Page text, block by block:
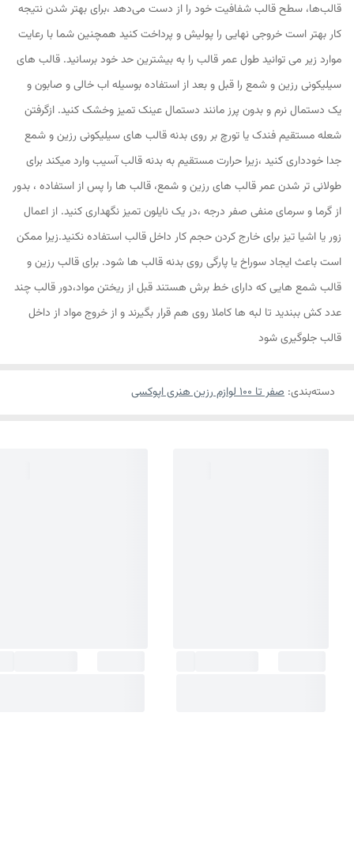
قالب‌ها، سطح قالب شفافیت خود را از دست می‌دهد ،برای بهتر شدن نتیجه
کار بهتر است خروجی نهایی را پولیش و پرداخت کنید همچنین شما با رعایت
موارد زیر می توانید طول عمر قالب را به بیشترین حد خود برسانید. قالب های
سیلیکونی رزین و شمع را قبل و بعد از استفاده بوسیله اب خالی و صابون و
یک دستمال نرم و بدون پرز مانند دستمال عینک تمیز وخشک کنید. ازگرفتن
شعله مستقیم فندک یا تورچ بر روی بدنه قالب های سیلیکونی رزین و شمع
جدا خودداری کنید ،زیرا حرارت مستقیم به بدنه قالب آسیب وارد میکند برای
طولانی تر شدن عمر قالب های رزین و شمع، قالب ها را پس از استفاده ، بدور
از گرما و سرمای منفی صفر درجه ،در یک نایلون تمیز نگهداری کنید. از اعمال
زور یا اشیا تیز برای خارج کردن حجم کار داخل قالب استفاده نکنید.زیرا ممکن
است باعث ایجاد سوراخ یا پارگی روی بدنه قالب ها شود. برای قالب رزین و
قالب شمع هایی که دارای خط برش هستند قبل از ریختن مواد،دور قالب چند
عدد کش ببندید تا لبه ها کاملا روی هم قرار بگیرند و از خروج مواد از داخل
قالب جلوگیری شود
دسته‌بندی: صفر تا ۱۰۰ لوازم رزین هنری اپوکسی